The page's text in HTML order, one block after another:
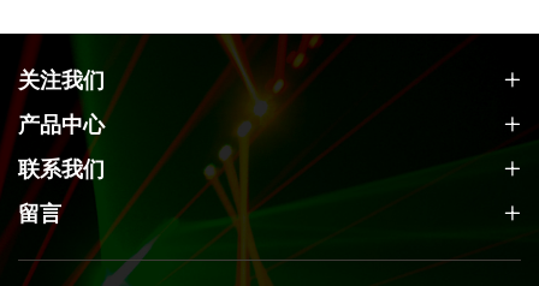
关注我们
产品中心
联系我们
留言